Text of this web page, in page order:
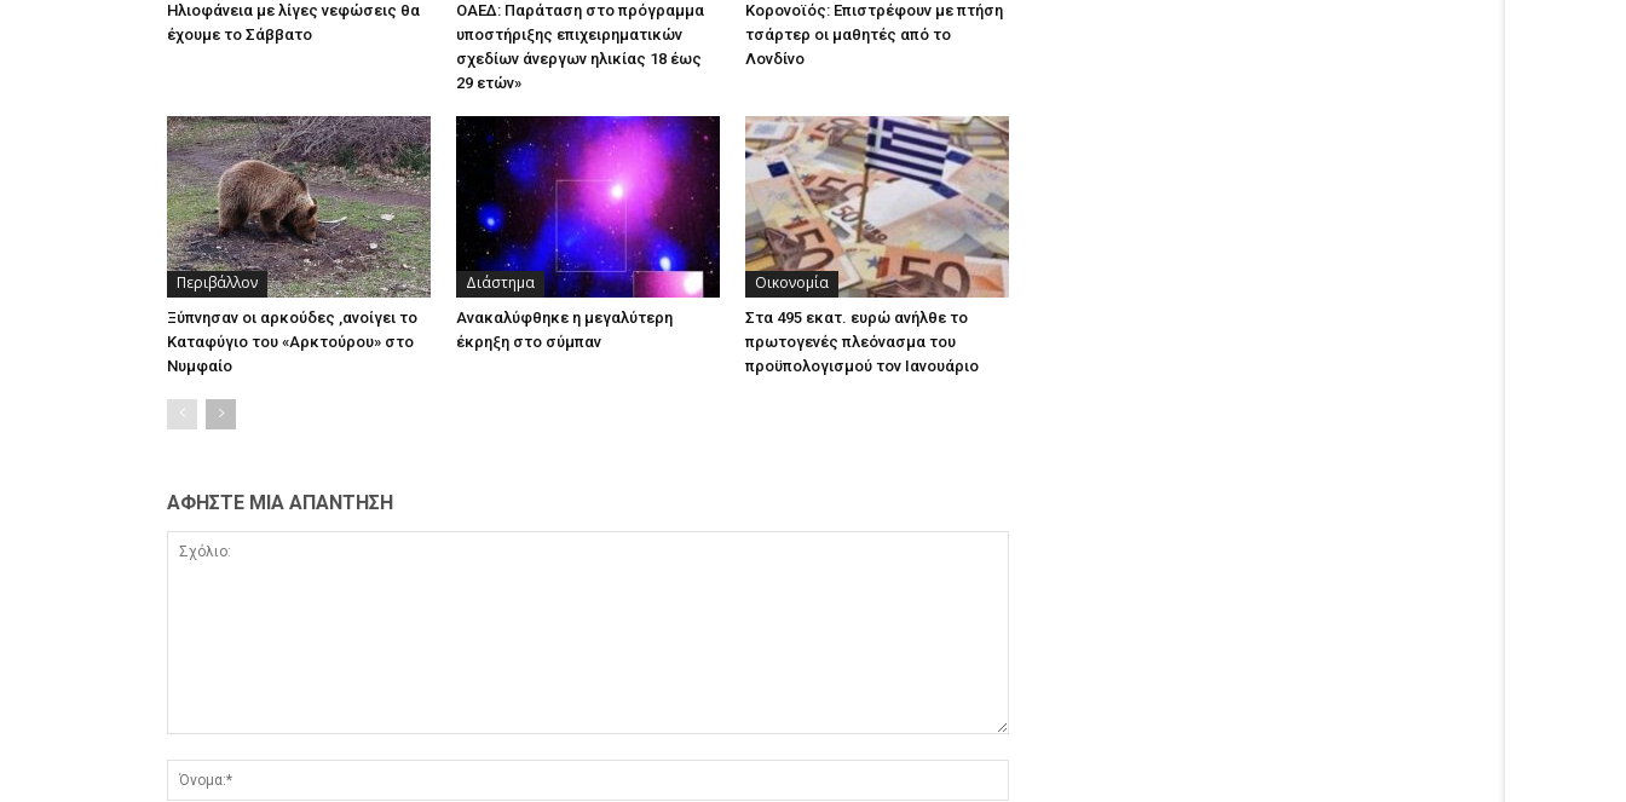
Ηλιοφάνεια με λίγες νεφώσεις θα
έχουμε το Σάββατο
ΟΑΕΔ: Παράταση στο πρόγραμμα
υποστήριξης επιχειρηματικών
σχεδίων άνεργων ηλικίας 18 έως
29 ετών»
Κορονοϊός: Επιστρέφουν με πτήση
τσάρτερ οι μαθητές από το
Λονδίνο
Περιβάλλον
Ξύπνησαν οι αρκούδες ,ανοίγει το
Καταφύγιο του «Αρκτούρου» στο
Νυμφαίο
Διάστημα
Ανακαλύφθηκε η μεγαλύτερη
έκρηξη στο σύμπαν
Οικονομία
Στα 495 εκατ. ευρώ ανήλθε το
πρωτογενές πλεόνασμα του
προϋπολογισμού τον Ιανουάριο
ΑΦΗΣΤΕ ΜΙΑ ΑΠΑΝΤΗΣΗ